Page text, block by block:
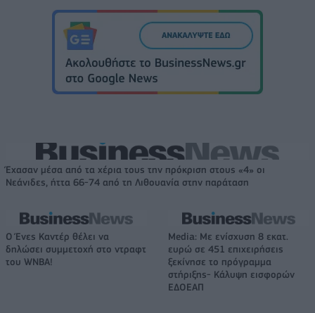
Έχασαν μέσα από τα χέρια τους την πρόκριση στους «4» οι
Νεάνιδες, ήττα 66-74 από τη Λιθουανία στην παράταση
Ο Ένες Καντέρ θέλει να
δηλώσει συμμετοχή στο ντραφτ
του WNBA!
Media: Με ενίσχυση 8 εκατ.
ευρώ σε 451 επιχειρήσεις
ξεκίνησε το πρόγραμμα
στήριξης- Κάλυψη εισφορών
ΕΔΟΕΑΠ